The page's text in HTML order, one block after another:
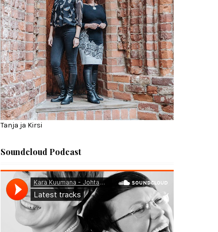
Tanja ja Kirsi
Soundcloud Podcast